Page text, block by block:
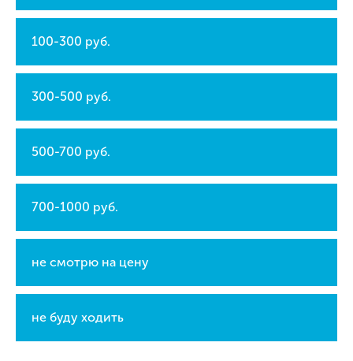
100-300 руб.
300-500 руб.
500-700 руб.
700-1000 руб.
не смотрю на цену
не буду ходить